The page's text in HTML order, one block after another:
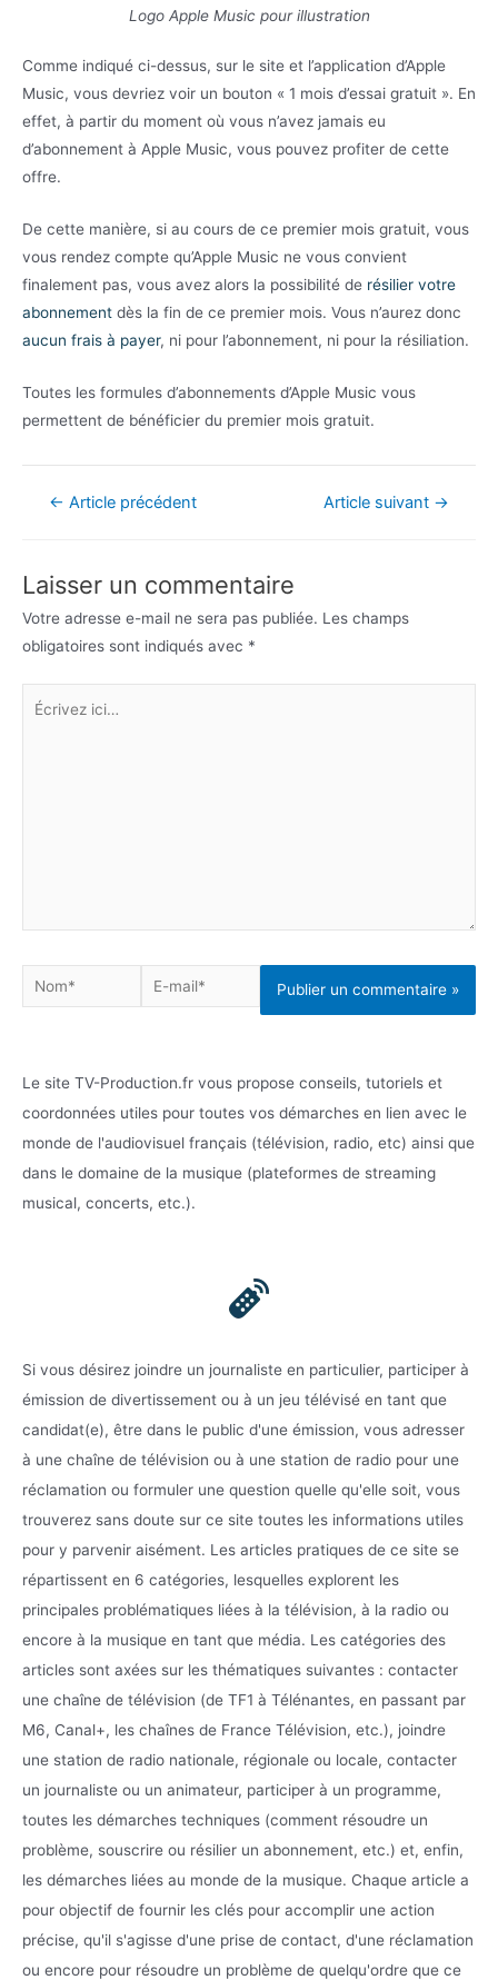
Logo Apple Music pour illustration
Comme indiqué ci-dessus, sur le site et l’application d’Apple
Music, vous devriez voir un bouton « 1 mois d’essai gratuit ». En
effet, à partir du moment où vous n’avez jamais eu
d’abonnement à Apple Music, vous pouvez profiter de cette
offre.
De cette manière, si au cours de ce premier mois gratuit, vous
vous rendez compte qu’Apple Music ne vous convient
finalement pas, vous avez alors la possibilité de résilier votre
abonnement dès la fin de ce premier mois. Vous n’aurez donc
aucun frais à payer, ni pour l’abonnement, ni pour la résiliation.
Toutes les formules d’abonnements d’Apple Music vous
permettent de bénéficier du premier mois gratuit.
Navigation
← Article précédent Article suivant →
Laisser un commentaire
Votre adresse e-mail ne sera pas publiée. Les champs
obligatoires sont indiqués avec *
Écrivez
Nom*
E-
mail*
Le site TV-Production.fr vous propose conseils, tutoriels et
coordonnées utiles pour toutes vos démarches en lien avec le
monde de l'audiovisuel français (télévision, radio, etc) ainsi que
dans le domaine de la musique (plateformes de streaming
musical, concerts, etc.).
Si vous désirez joindre un journaliste en particulier, participer à
émission de divertissement ou à un jeu télévisé en tant que
candidat(e), être dans le public d'une émission, vous adresser
à une chaîne de télévision ou à une station de radio pour une
réclamation ou formuler une question quelle qu'elle soit, vous
trouverez sans doute sur ce site toutes les informations utiles
pour y parvenir aisément. Les articles pratiques de ce site se
répartissent en 6 catégories, lesquelles explorent les
principales problématiques liées à la télévision, à la radio ou
encore à la musique en tant que média. Les catégories des
articles sont axées sur les thématiques suivantes : contacter
une chaîne de télévision (de TF1 à Télénantes, en passant par
M6, Canal+, les chaînes de France Télévision, etc.), joindre
une station de radio nationale, régionale ou locale, contacter
un journaliste ou un animateur, participer à un programme,
toutes les démarches techniques (comment résoudre un
problème, souscrire ou résilier un abonnement, etc.) et, enfin,
les démarches liées au monde de la musique. Chaque article a
pour objectif de fournir les clés pour accomplir une action
précise, qu'il s'agisse d'une prise de contact, d'une réclamation
ou encore pour résoudre un problème de quelqu'ordre que ce